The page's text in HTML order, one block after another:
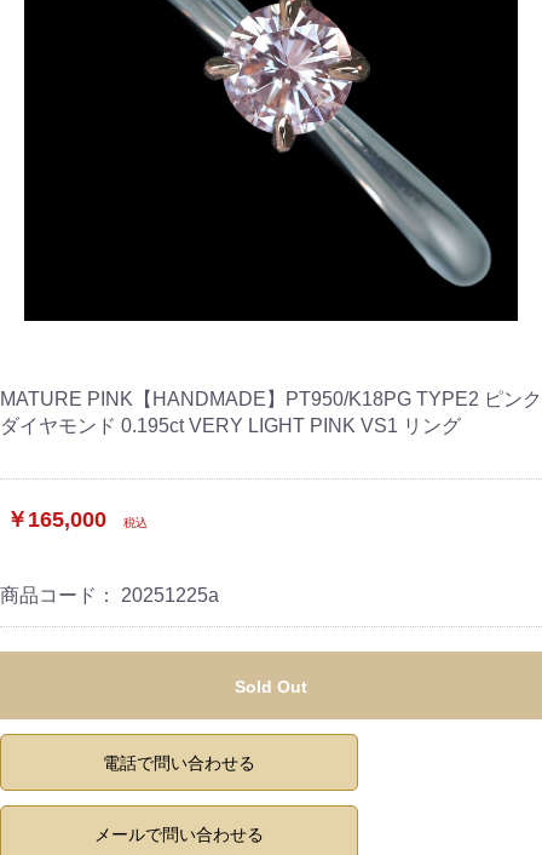
MATURE PINK【HANDMADE】PT950/K18PG TYPE2 ピンク
ダイヤモンド 0.195ct VERY LIGHT PINK VS1 リング
￥165,000 税込
商品コード： 20251225a
Sold Out
電話で問い合わせる
メールで問い合わせる